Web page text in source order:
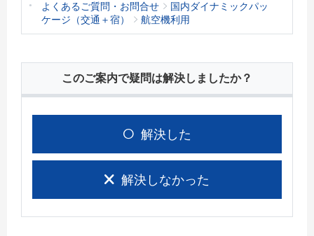
よくあるご質問・お問合せ
国内ダイナミックパッ
ケージ（交通＋宿）
航空機利用
このご案内で疑問は解決しましたか？
解決した
解決しなかった